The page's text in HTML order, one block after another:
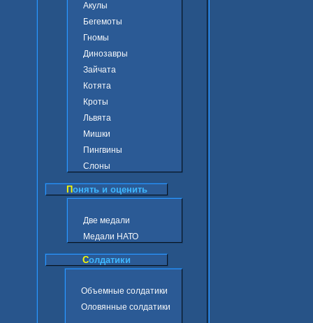
Акулы
Бегемоты
Гномы
Динозавры
Зайчата
Котята
Кроты
Львята
Мишки
Пингвины
Слоны
Понять и оценить
Две медали
Медали НАТО
Солдатики
Объемные солдатики
Оловянные солдатики